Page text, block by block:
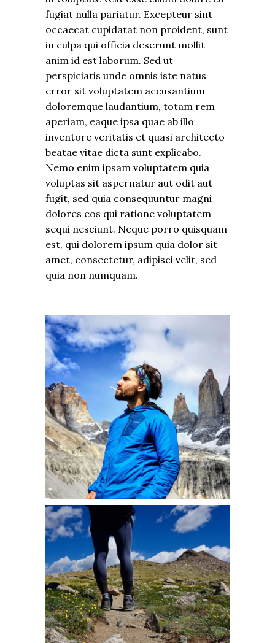
fugiat nulla pariatur. Excepteur sint
occaecat cupidatat non proident, sunt
in culpa qui officia deserunt mollit
anim id est laborum. Sed ut
perspiciatis unde omnis iste natus
error sit voluptatem accusantium
doloremque laudantium, totam rem
aperiam, eaque ipsa quae ab illo
inventore veritatis et quasi architecto
beatae vitae dicta sunt explicabo.
Nemo enim ipsam voluptatem quia
voluptas sit aspernatur aut odit aut
fugit, sed quia consequuntur magni
dolores eos qui ratione voluptatem
sequi nesciunt. Neque porro quisquam
est, qui dolorem ipsum quia dolor sit
amet, consectetur, adipisci velit, sed
quia non numquam.